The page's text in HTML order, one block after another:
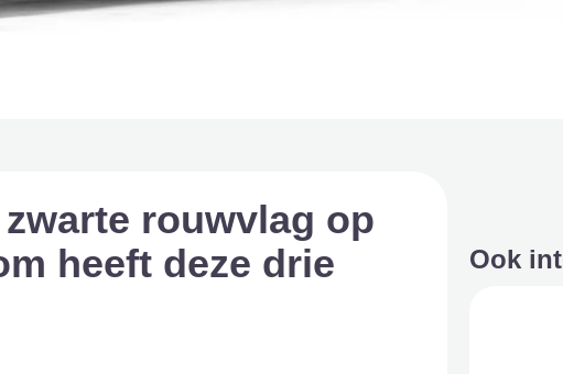
rouwvlag op
heeft deze drie
Ook